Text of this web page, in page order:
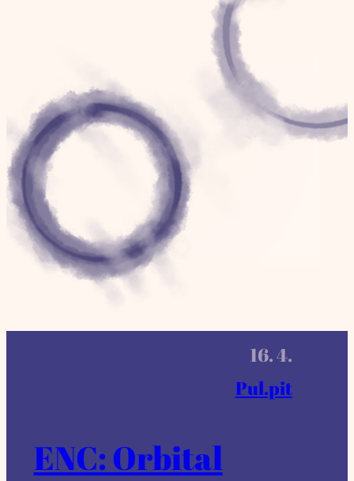
16. 4.
Pul.pit
ENC: Orbital